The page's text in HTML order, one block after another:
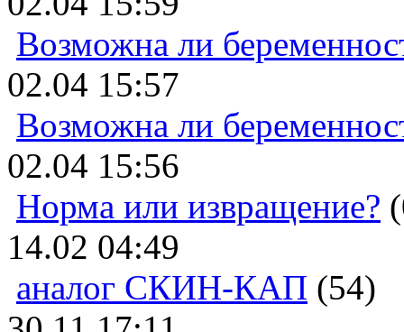
Возможна ли
02.04 15:57
Возможна ли
02.04 15:56
Норма или извращение?
14.02 04:49
аналог СКИН-КАП (54)